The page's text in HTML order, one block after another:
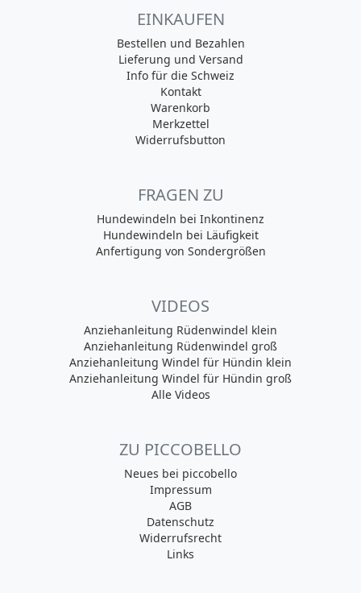
EINKAUFEN
Bestellen und Bezahlen
Lieferung und Versand
Info für die Schweiz
Kontakt
Warenkorb
Merkzettel
Widerrufsbutton
FRAGEN ZU
Hundewindeln bei Inkontinenz
Hundewindeln bei Läufigkeit
Anfertigung von Sondergrößen
VIDEOS
Anziehanleitung Rüdenwindel klein
Anziehanleitung Rüdenwindel groß
Anziehanleitung Windel für Hündin klein
Anziehanleitung Windel für Hündin groß
Alle Videos
ZU PICCOBELLO
Neues bei piccobello
Impressum
AGB
Datenschutz
Widerrufsrecht
Links